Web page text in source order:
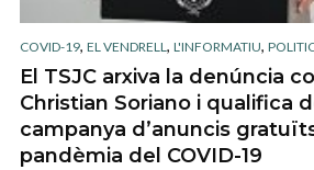
COVID-19, EL VENDRELL, L'INFORMATIU,
El TSJC arxiva la denúncia
Christian Soriano i qualifica
campanya d’anuncis
pandèmia del COVID-19